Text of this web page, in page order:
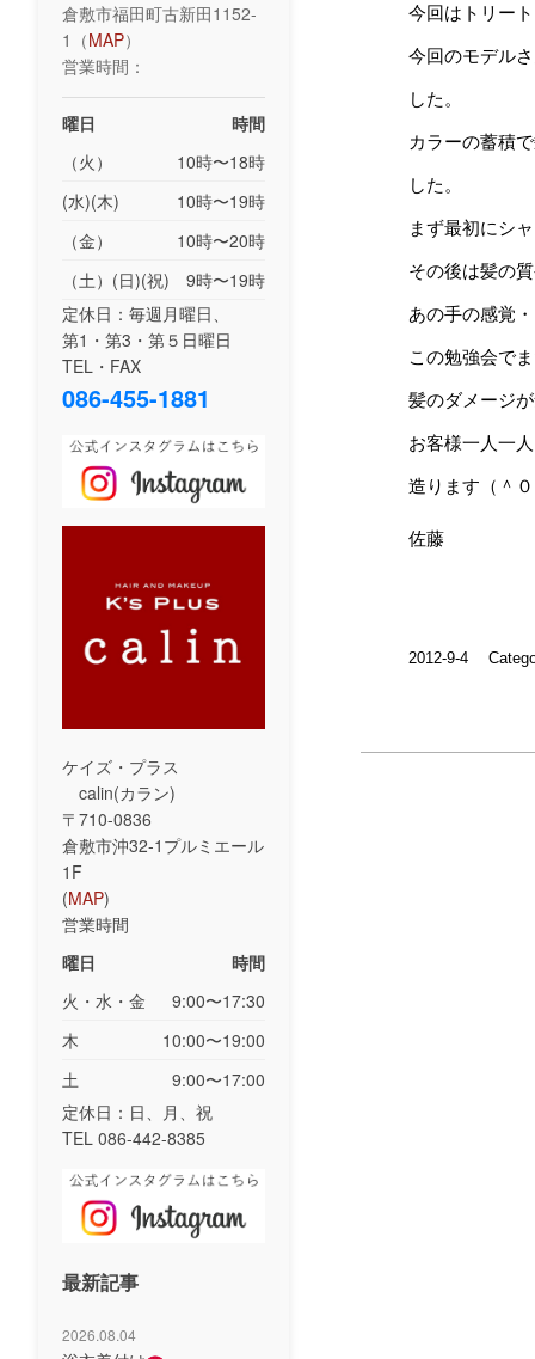
今回はトリー
今回のモデル
した。
カラーの蓄積
した。
まず最初にシ
その後は髪の
あの手の感覚
この勉強会で
髪のダメージ
お客様一人一
造ります（＾
佐藤
2012-9-4
倉敷市福田町古新田1152-
1（MAP）
営業時間：
曜日
時間
（火）
10時〜18時
(水)(木)
10時〜19時
（金）
10時〜20時
（土）(日)(祝)
9時〜19時
定休日：毎週月曜日、
第1・第3・第５日曜日
TEL・FAX
086-455-1881
ケイズ・プラス
calin(カラン)
〒710-0836
倉敷市沖32-1プルミエール
1F
(MAP)
営業時間
曜日
時間
火・水・金
9:00〜17:30
木
10:00〜19:00
土
9:00〜17:00
定休日：日、月、祝
TEL 086-442-8385
最新記事
2026.08.04